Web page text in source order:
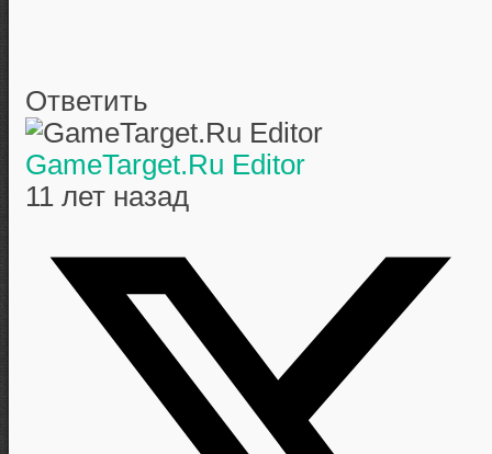
Ответить
GameTarget.Ru Editor
11 лет назад